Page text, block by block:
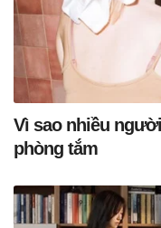
Vì sao nhiều
phòng tắm